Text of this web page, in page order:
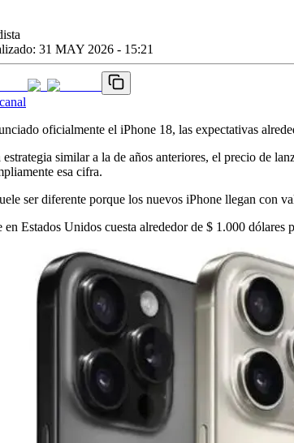
31 MAY 2026 - 15:21
oficialmente el iPhone 18, las expectativas
similar a la de años anteriores, el precio de
esa cifra.
ser diferente porque los nuevos iPhone llegan con
en Estados Unidos cuesta alrededor de $ 1.000